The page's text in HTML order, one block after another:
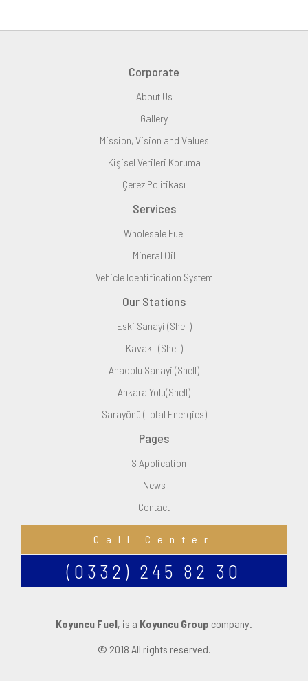
Corporate
About Us
Gallery
Mission, Vision and Values
Kişisel Verileri Koruma
Çerez Politikası
Services
Wholesale Fuel
Mineral Oil
Vehicle Identification System
Our Stations
Eski Sanayi (Shell)
Kavaklı (Shell)
Anadolu Sanayi (Shell)
Ankara Yolu(Shell)
Sarayönü (Total Energies)
Pages
TTS Application
News
Contact
Call Center
(0332) 245 82 30
Koyuncu Fuel, is a Koyuncu Group company.
© 2018 All rights reserved.